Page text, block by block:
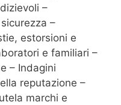
–
–
estorsioni e
e familiari –
– Indagini
reputazione –
marchi e